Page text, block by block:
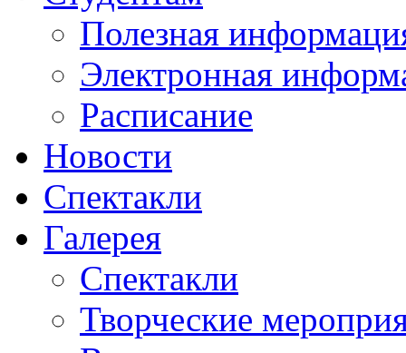
Полезная
Электронная
Расписание
Новости
Спектакли
Галерея
Спектакли
Творческие